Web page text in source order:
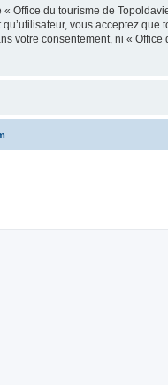
« Office du tourisme de
vous acceptez
votre consentement, ni «